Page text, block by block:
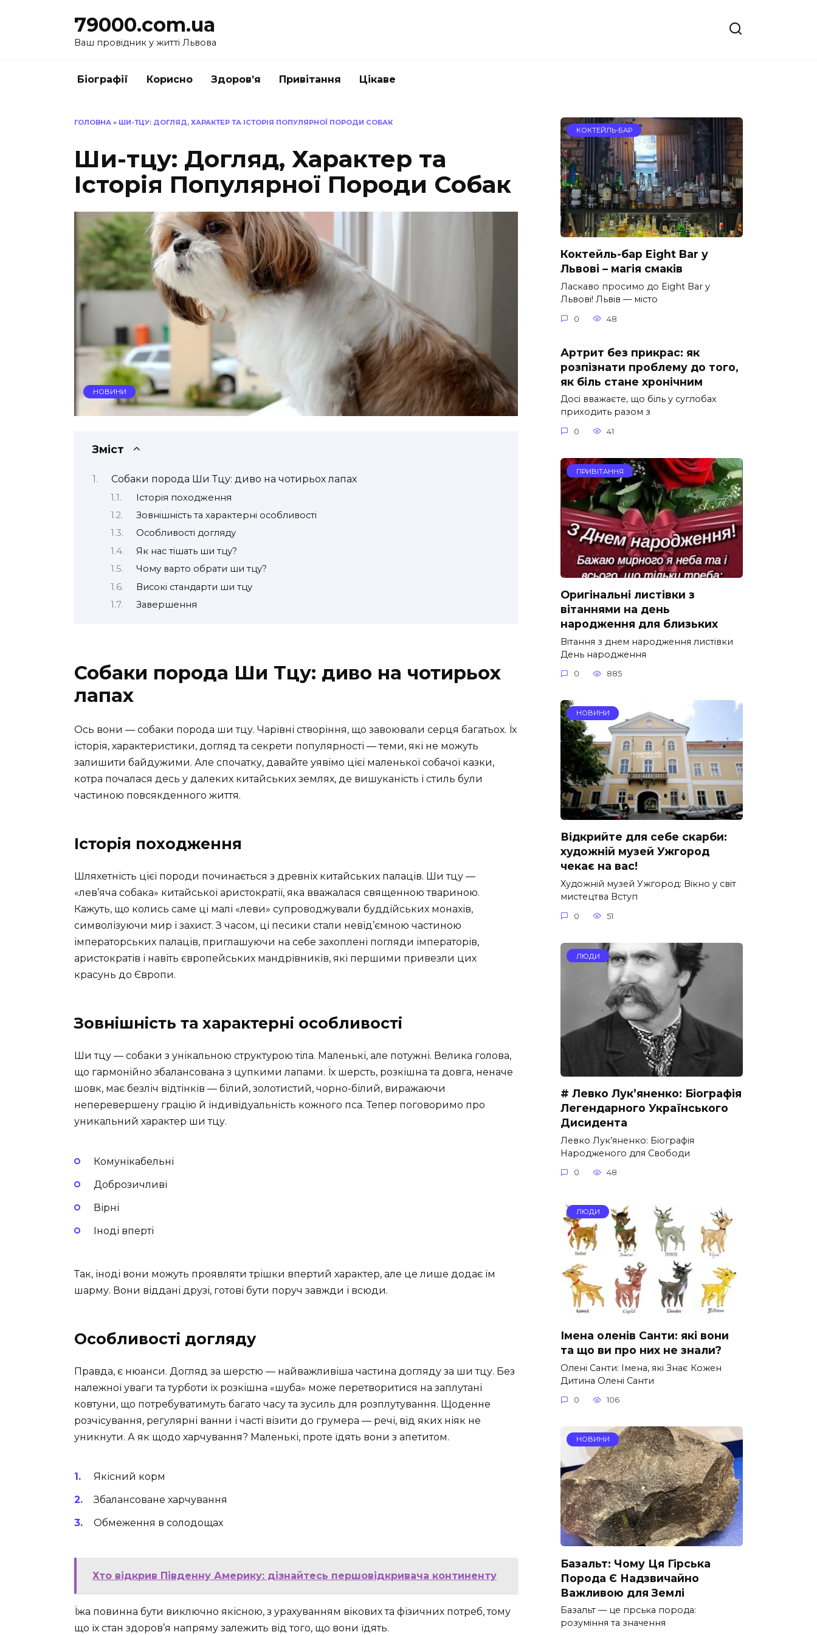
79000.com.ua
Ваш провідник у житті Львова
Біографії Корисно Здоров’я Привітання Цікаве
ГОЛОВНА » ШИ-ТЦУ: ДОГЛЯД, ХАРАКТЕР ТА ІСТОРІЯ ПОПУЛЯРНОЇ ПОРОДИ СОБАК
Ши-тцу: Догляд, Характер та
Історія Популярної Породи Собак
НОВИНИ
Зміст
Собаки порода Ши Тцу: диво на чотирьох лапах
Історія походження
Зовнішність та характерні особливості
Особливості догляду
Як нас тішать ши тцу?
Чому варто обрати ши тцу?
Високі стандарти ши тцу
Завершення
Собаки порода Ши Тцу: диво на чотирьох
лапах
Ось вони — собаки порода ши тцу. Чарівні створіння, що завоювали серця багатьох. Їх
історія, характеристики, догляд та секрети популярності — теми, які не можуть
залишити байдужими. Але спочатку, давайте уявімо цієї маленької собачої казки,
котра почалася десь у далеких китайських землях, де вишуканість і стиль були
частиною повсякденного життя.
Історія походження
Шляхетність цієї породи починається з древніх китайських палаців. Ши тцу —
«лев’яча собака» китайської аристократії, яка вважалася священною твариною.
Кажуть, що колись саме ці малі «леви» супроводжували буддійських монахів,
символізуючи мир і захист. З часом, ці песики стали невід’ємною частиною
імператорських палаців, приглашуючи на себе захоплені погляди імператорів,
аристократів і навіть європейських мандрівників, які першими привезли цих
красунь до Європи.
Зовнішність та характерні особливості
Ши тцу — собаки з унікальною структурою тіла. Маленькі, але потужні. Велика голова,
що гармонійно збалансована з цупкими лапами. Їх шерсть, розкішна та довга, неначе
шовк, має безліч відтінків — білий, золотистий, чорно-білий, виражаючи
неперевершену грацію й індивідуальність кожного пса. Тепер поговоримо про
уникальний характер ши тцу.
Комунікабельні
Доброзичливі
Вірні
Іноді вперті
Так, іноді вони можуть проявляти трішки впертий характер, але це лише додає їм
шарму. Вони віддані друзі, готові бути поруч завжди і всюди.
Особливості догляду
Правда, є нюанси. Догляд за шерстю — найважливіша частина догляду за ши тцу. Без
належної уваги та турботи їх розкішна «шуба» може перетворитися на заплутані
ковтуни, що потребуватимуть багато часу та зусиль для розплутування. Щоденне
розчісування, регулярні ванни і часті візити до грумера — речі, від яких ніяк не
уникнути. А як щодо харчування? Маленькі, проте їдять вони з апетитом.
Якісний корм
Збалансоване харчування
Обмеження в солодощах
Хто відкрив Південну Америку: дізнайтесь першовідкривача континенту
Їжа повинна бути виключно якісною, з урахуванням вікових та фізичних потреб, тому
що їх стан здоров’я напряму залежить від того, що вони їдять.
КОКТЕЙЛЬ-БАР
Коктейль-бар Eight Bar у
Львові – магія смаків
Ласкаво просимо до Eight Bar у
Львові! Львів — місто
0 48
Артрит без прикрас: як
розпізнати проблему до того,
як біль стане хронічним
Досі вважаєте, що біль у суглобах
приходить разом з
0 41
ПРИВІТАННЯ
Оригінальні листівки з
вітаннями на день
народження для близьких
Вітання з днем народження листівки
День народження
0 885
НОВИНИ
Відкрийте для себе скарби:
художній музей Ужгород
чекає на вас!
Художній музей Ужгород: Вікно у світ
мистецтва Вступ
0 51
ЛЮДИ
# Левко Лук’яненко: Біографія
Легендарного Українського
Дисидента
Левко Лук’яненко: Біографія
Народженого для Свободи
0 48
ЛЮДИ
Імена оленів Санти: які вони
та що ви про них не знали?
Олені Санти: Імена, які Знає Кожен
Дитина Олені Санти
0 106
НОВИНИ
Базальт: Чому Ця Гірська
Порода Є Надзвичайно
Важливою для Землі
Базальт — це гірська порода:
розуміння та значення